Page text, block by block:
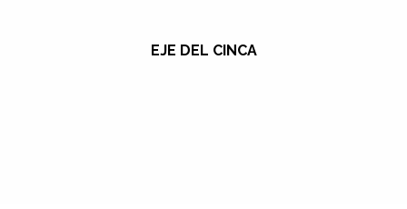
EJE DEL CINCA